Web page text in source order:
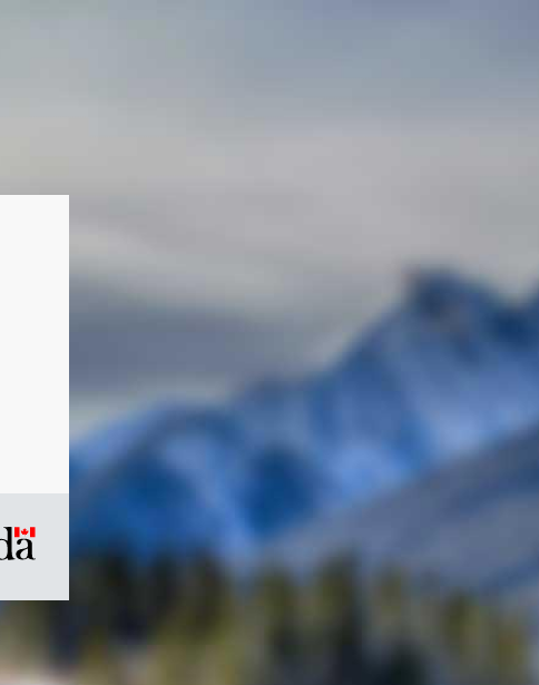
/
gouvernement